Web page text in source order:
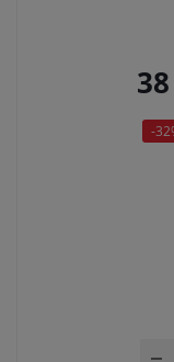
-32